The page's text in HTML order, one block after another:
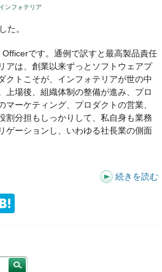
インフォテリア
た。
です。通例で訳すと最高製品責任
アは、創業以来ずっとソフトウェアプ
クトこそが、インフォテリアが世の中
上場後、組織体制の整備が進み、プロ
マーケティング、プロダクトの営業、
割分担もしっかりして、私自身も業務
ゲーションし、いわゆる社長業の側面
続きを読む
Li
n